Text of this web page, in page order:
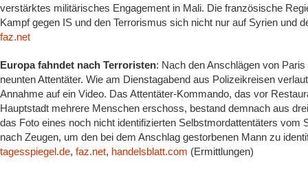
verstärktes militärisches Engagement in Mali. Die französische
Kampf gegen IS und den Terrorismus sich nicht nur auf Syrien und
faz.net
Europa fahndet nach Terroristen: Nach den Anschlägen von
neunten Attentäter. Wie am Dienstagabend aus Polizeikreisen
Annahme auf ein Video. Das Attentäter-Kommando, das vor
Hauptstadt mehrere Menschen erschoss, bestand demnach aus
das Foto eines noch nicht identifizierten Selbstmordattentäters vom
nach Zeugen, um den bei dem Anschlag gestorbenen Mann zu
tagesspiegel.de, faz.net, handelsblatt.com (Ermittlungen)